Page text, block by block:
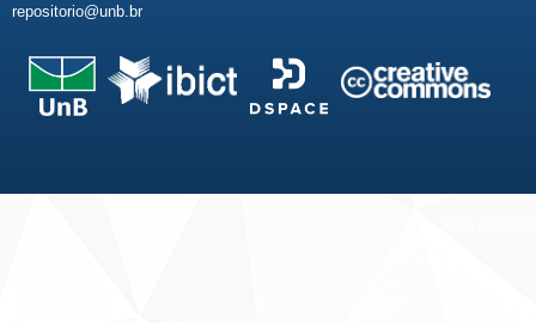
repositorio@unb.br